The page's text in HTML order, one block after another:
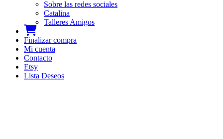
Sobre las redes sociales
Catalina
Talleres Amigos
Carrito
Finalizar compra
Mi cuenta
Contacto
Etsy
Lista Deseos